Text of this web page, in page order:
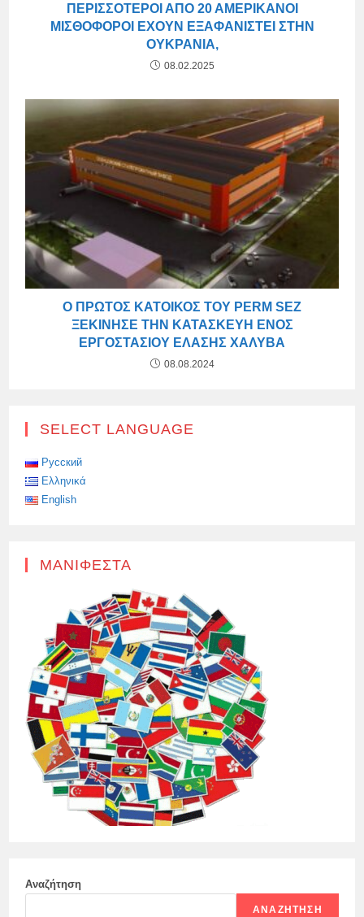
ΠΕΡΙΣΣΌΤΕΡΟΙ ΑΠΌ 20 ΑΜΕΡΙΚΑΝΟΊ
ΜΙΣΘΟΦΌΡΟΙ ΈΧΟΥΝ ΕΞΑΦΑΝΙΣΤΕΊ ΣΤΗΝ
ΟΥΚΡΑΝΊΑ,
08.02.2025
Ο ΠΡΏΤΟΣ ΚΆΤΟΙΚΟΣ ΤΟΥ PERM SEZ
ΞΕΚΊΝΗΣΕ ΤΗΝ ΚΑΤΑΣΚΕΥΉ ΕΝΌΣ
ΕΡΓΟΣΤΑΣΊΟΥ ΈΛΑΣΗΣ ΧΆΛΥΒΑ
08.08.2024
SELECT LANGUAGE
Русский
Ελληνικά
English
ΜΑΝΙΦΈΣΤΑ
Αναζήτηση
ΑΝΑΖΉΤΗΣΗ